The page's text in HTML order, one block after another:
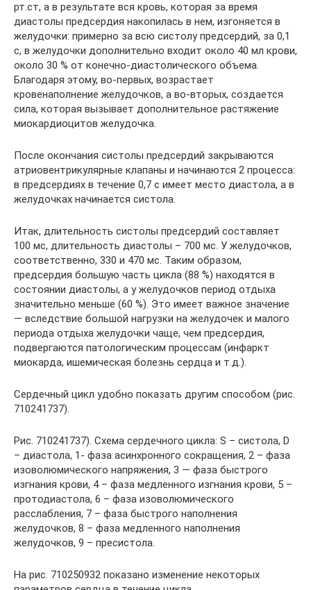
рт.ст, а в результате вся кровь, которая за время
диастолы предсердия накопилась в нем, изгоняется в
желудочки: примерно за всю систолу предсердий, за 0,1
с, в желудочки дополнительно входит около 40 мл крови,
около 30 % от конечно-диастолического объема.
Благодаря этому, во-первых, возрастает
кровенаполнение желудочков, а во-вторых, создается
сила, которая вызывает дополнительное растяжение
миокардиоцитов желудочка.
После окончания систолы предсердий закрываются
атриовентрикулярные клапаны и начинаются 2 процесса:
в предсердиях в течение 0,7 с имеет место диастола, а в
желудочках начинается систола.
Итак, длительность систолы предсердий составляет
100 мс, длительность диастолы – 700 мс. У желудочков,
соответственно, 330 и 470 мс. Таким образом,
предсердия большую часть цикла (88 %) находятся в
состоянии диастолы, а у желудочков период отдыха
значительно меньше (60 %). Это имеет важное значение
— вследствие большой нагрузки на желудочек и малого
периода отдыха желудочки чаще, чем предсердия,
подвергаются патологическим процессам (инфаркт
миокарда, ишемическая болезнь сердца и т.д.).
Сердечный цикл удобно показать другим способом (рис.
710241737).
Рис. 710241737). Схема сердечного цикла: S – систола, D
– диастола, 1- фаза асинхронного сокращения, 2 – фаза
изоволюмического напряжения, 3 — фаза быстрого
изгнания крови, 4 – фаза медленного изгнания крови, 5 –
протодиастола, 6 – фаза изоволюмического
расслабления, 7 – фаза быстрого наполнения
желудочков, 8 – фаза медленного наполнения
желудочков, 9 – пресистола.
На рис. 710250932 показано изменение некоторых